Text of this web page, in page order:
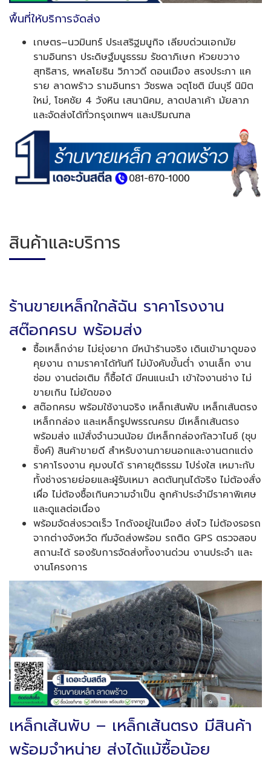
พื้นที่ให้บริการจัดส่ง
เกษตร–นวมินทร์ ประเสริฐมนูกิจ เลียบด่วนเอกมัย
รามอินทรา ประดิษฐ์มนูธรรม รัชดาภิเษก ห้วยขวาง
สุทธิสาร, พหลโยธิน วิภาวดี ดอนเมือง สรงประภา แค
ราย ลาดพร้าว รามอินทรา วัชรพล จตุโชติ มีนบุรี นิมิต
ใหม่, โชคชัย 4 วังหิน เสนานิคม, ลาดปลาเค้า มัยลาภ
และจัดส่งได้ทั่วกรุงเทพฯ และปริมณฑล
สินค้าและบริการ
ร้านขายเหล็กใกล้ฉัน ราคาโรงงาน
สต๊อกครบ พร้อมส่ง
ซื้อเหล็กง่าย ไม่ยุ่งยาก มีหน้าร้านจริง เดินเข้ามาดูของ
คุยงาน ถามราคาได้ทันที ไม่บังคับขั้นต่ำ งานเล็ก งาน
ซ่อม งานต่อเติม ก็ซื้อได้ มีคนแนะนำ เข้าใจงานช่าง ไม่
ขายเกิน ไม่ยัดของ
สต๊อกครบ พร้อมใช้งานจริง เหล็กเส้นพับ เหล็กเส้นตรง
เหล็กกล่อง และเหล็กรูปพรรณครบ มีเหล็กเส้นตรง
พร้อมส่ง แม้สั่งจำนวนน้อย มีเหล็กกล่องกัลวาไนซ์ (ชุบ
ซิ้งค์) สินค้าขายดี สำหรับงานภายนอกและงานตกแต่ง
ราคาโรงงาน คุมงบได้ ราคายุติธรรม โปร่งใส เหมาะกับ
ทั้งช่างรายย่อยและผู้รับเหมา ลดต้นทุนได้จริง ไม่ต้องสั่ง
เผื่อ ไม่ต้องซื้อเกินความจำเป็น ลูกค้าประจำมีราคาพิเศษ
และดูแลต่อเนื่อง
พร้อมจัดส่งรวดเร็ว โกดังอยู่ในเมือง ส่งไว ไม่ต้องรอรถ
จากต่างจังหวัด ทีมจัดส่งพร้อม รถติด GPS ตรวจสอบ
สถานะได้ รองรับการจัดส่งทั้งงานด่วน งานประจำ และ
งานโครงการ
เหล็กเส้นพับ – เหล็กเส้นตรง มีสินค้า
พร้อมจำหน่าย ส่งได้แม้ซื้อน้อย